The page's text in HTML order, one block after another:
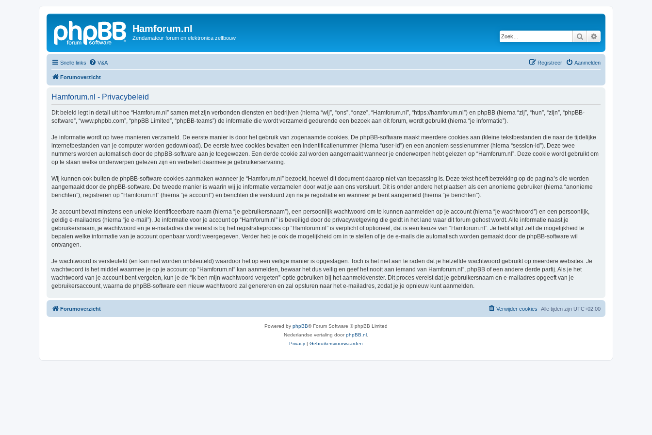
Hamforum.nl
Zendamateur forum en elektronica zelfbouw Zoek
Snelle links V&A Aanmelden
Registreer
Forumoverzicht
Hamforum.nl - Privacybeleid
Dit beleid legt in detail uit hoe “Hamforum.nl” samen met zijn verbonden diensten en bedrijven (hierna “wij”, “ons”, “onze”, “Hamforum.nl”, “https://hamforum.nl”) en phpBB (hierna “zij”, “hun”, “zijn”, “phpBB-
software”, “www.phpbb.com”, “phpBB Limited”, “phpBB-teams”) de informatie die wordt verzameld gedurende een bezoek aan dit forum, wordt gebruikt (hierna “je informatie”).
Je informatie wordt op twee manieren verzameld. De eerste manier is door het gebruik van zogenaamde cookies. De phpBB-software maakt meerdere cookies aan (kleine tekstbestanden die naar de tijdelijke
internetbestanden van je computer worden gedownload). De eerste twee cookies bevatten een indentificatienummer (hierna “user-id”) en een anoniem sessienummer (hierna “session-id”). Deze twee
nummers worden automatisch door de phpBB-software aan je toegewezen. Een derde cookie zal worden aangemaakt wanneer je onderwerpen hebt gelezen op “Hamforum.nl”. Deze cookie wordt gebruikt om
op te slaan welke onderwerpen gelezen zijn en verbetert daarmee je gebruikerservaring.
Wij kunnen ook buiten de phpBB-software cookies aanmaken wanneer je “Hamforum.nl” bezoekt, hoewel dit document daarop niet van toepassing is. Deze tekst heeft betrekking op de pagina’s die worden
aangemaakt door de phpBB-software. De tweede manier is waarin wij je informatie verzamelen door wat je aan ons verstuurt. Dit is onder andere het plaatsen als een anonieme gebruiker (hierna “anonieme
berichten”), registreren op “Hamforum.nl” (hierna “je account”) en berichten die verstuurd zijn na je registratie en wanneer je bent aangemeld (hierna “je berichten”).
Je account bevat minstens een unieke identificeerbare naam (hierna “je gebruikersnaam”), een persoonlijk wachtwoord om te kunnen aanmelden op je account (hierna “je wachtwoord”) en een persoonlijk,
geldig e-mailadres (hierna “je e-mail”). Je informatie voor je account op “Hamforum.nl” is beveiligd door de privacywetgeving die geldt in het land waar dit forum gehost wordt. Alle informatie naast je
gebruikersnaam, je wachtwoord en je e-mailadres die vereist is bij het registratieproces op “Hamforum.nl” is verplicht of optioneel, dat is een keuze van “Hamforum.nl”. Je hebt altijd zelf de mogelijkheid te
bepalen welke informatie van je account openbaar wordt weergegeven. Verder heb je ook de mogelijkheid om in te stellen of je de e-mails die automatisch worden gemaakt door de phpBB-software wil
ontvangen.
Je wachtwoord is versleuteld (en kan niet worden ontsleuteld) waardoor het op een veilige manier is opgeslagen. Toch is het niet aan te raden dat je hetzelfde wachtwoord gebruikt op meerdere websites. Je
wachtwoord is het middel waarmee je op je account op “Hamforum.nl” kan aanmelden, bewaar het dus veilig en geef het nooit aan iemand van Hamforum.nl”, phpBB of een andere derde partij. Als je het
wachtwoord van je account bent vergeten, kun je de “Ik ben mijn wachtwoord vergeten”-optie gebruiken bij het aanmeldvenster. Dit proces vereist dat je gebruikersnaam en e-mailadres opgeeft van je
gebruikersaccount, waarna de phpBB-software een nieuw wachtwoord zal genereren en zal opsturen naar het e-mailadres, zodat je je opnieuw kunt aanmelden.
Forumoverzicht Alle tijden zijn UTC+02:00
Verwijder cookies
Powered by phpBB® Forum Software © phpBB Limited
Nederlandse vertaling doorphpBB.nl
Privacy | Gebruikersvoorwaarden